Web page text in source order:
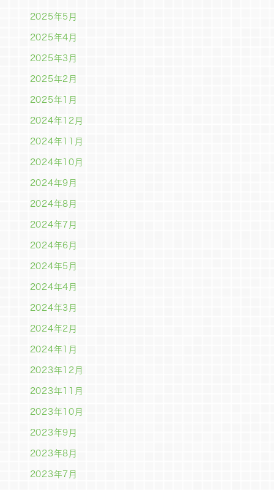
2025年5月
2025年4月
2025年3月
2025年2月
2025年1月
2024年12月
2024年11月
2024年10月
2024年9月
2024年8月
2024年7月
2024年6月
2024年5月
2024年4月
2024年3月
2024年2月
2024年1月
2023年12月
2023年11月
2023年10月
2023年9月
2023年8月
2023年7月